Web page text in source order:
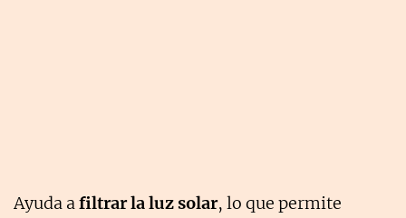
Ayuda afiltrar la luz solar, lo que permite